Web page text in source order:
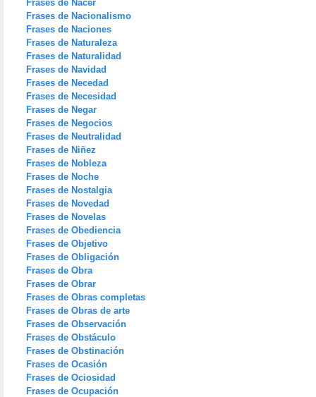
Frases de Nacer
Frases de Nacionalismo
Frases de Naciones
Frases de Naturaleza
Frases de Naturalidad
Frases de Navidad
Frases de Necedad
Frases de Necesidad
Frases de Negar
Frases de Negocios
Frases de Neutralidad
Frases de Niñez
Frases de Nobleza
Frases de Noche
Frases de Nostalgia
Frases de Novedad
Frases de Novelas
Frases de Obediencia
Frases de Objetivo
Frases de Obligación
Frases de Obra
Frases de Obrar
Frases de Obras completas
Frases de Obras de arte
Frases de Observación
Frases de Obstáculo
Frases de Obstinación
Frases de Ocasión
Frases de Ociosidad
Frases de Ocupación